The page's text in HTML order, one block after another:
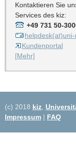
Kontaktieren Sie
Services des kiz:
+49 731 50-
helpdesk(at)uni-
Kundenportal
[Mehr]
(c) 2018 kiz
Impressum | FAQ